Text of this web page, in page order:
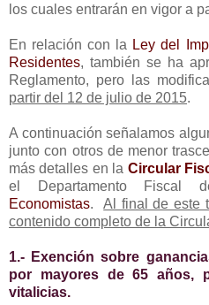
los cuales entrarán en vigor a
En relación con la Ley del
Residentes, también se ha
Reglamento, pero las
partir del 12 de julio de 2015.
A continuación señalamos
junto con otros de menor
más detalles en la Circular
el Departamento Fiscal
Economistas.Al final de este
contenido completo de la
1.- Exención sobre
por mayores de 65 años,
vitalicias.